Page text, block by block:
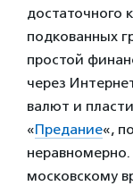
достаточного
подкованных
простой
через
валют и
«Предание«,
неравномерно.
московскому